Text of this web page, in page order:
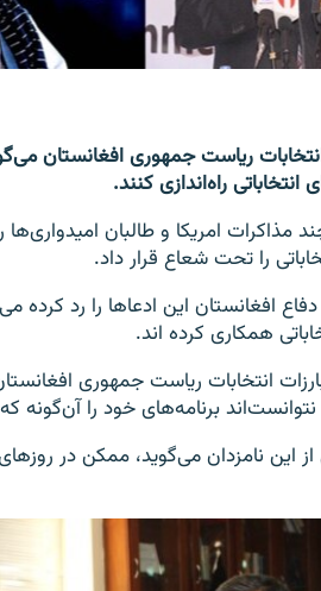
ریاست جمهوری افغانستان
انتخاباتی راه‌اندازی کنند.
مذاکرات امریکا و طالبان
را تحت شعاع قرار داد.
افغانستان این ادعاها را رد
همکاری کرده اند.
انتخابات ریاست جمهوری
برنامه‌های خود را آن‌گونه
نامزدان می‌گوید، ممکن در روزهای